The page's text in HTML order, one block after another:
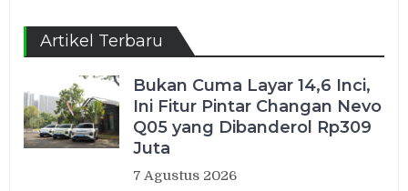
Artikel Terbaru
Bukan Cuma Layar 14,6 Inci,
Ini Fitur Pintar Changan Nevo
Q05 yang Dibanderol Rp309
Juta
7 Agustus 2026